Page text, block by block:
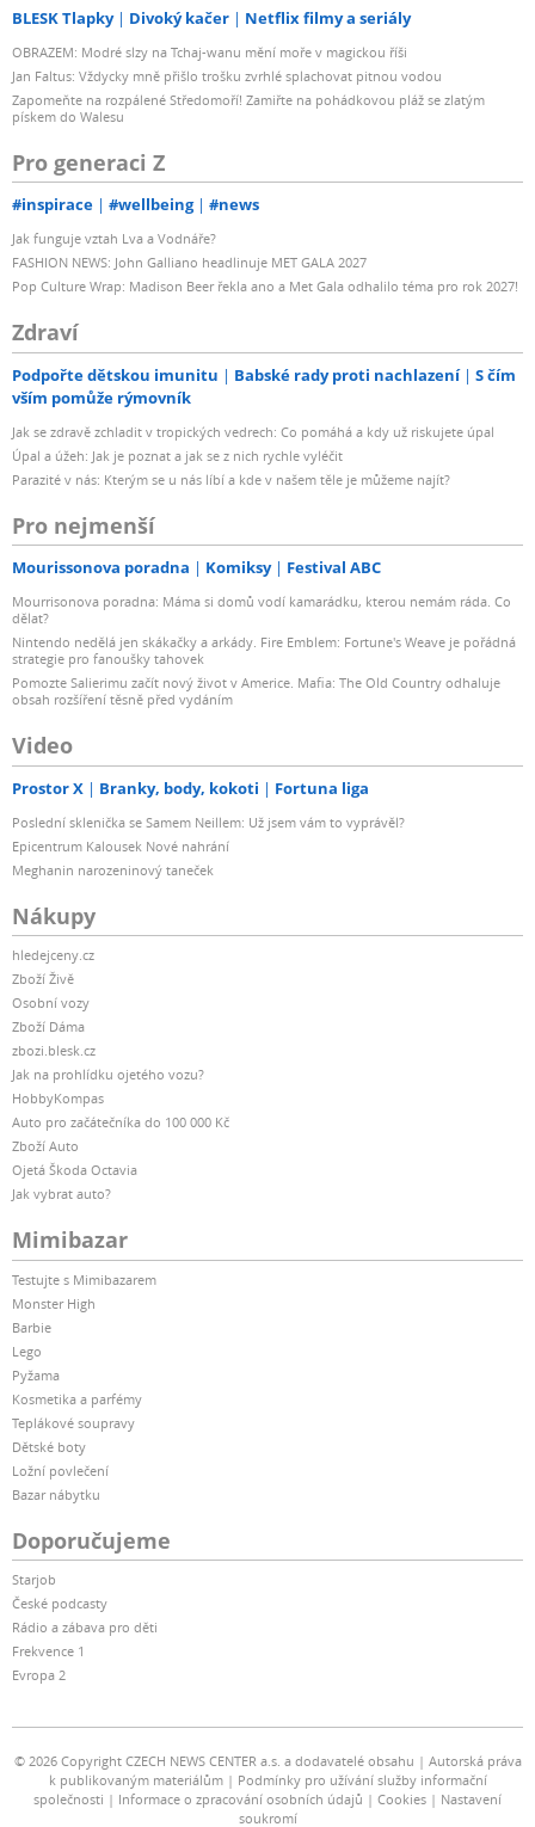
BLESK Tlapky Divoký kačer Netflix filmy a seriály
OBRAZEM: Modré slzy na Tchaj-wanu mění moře v magickou říši
Jan Faltus: Vždycky mně přišlo trošku zvrhlé splachovat pitnou vodou
Zapomeňte na rozpálené Středomoří! Zamiřte na pohádkovou pláž se zlatým
pískem do Walesu
Pro generaci Z
#inspirace #wellbeing #news
Jak funguje vztah Lva a Vodnáře?
FASHION NEWS: John Galliano headlinuje MET GALA 2027
Pop Culture Wrap: Madison Beer řekla ano a Met Gala odhalilo téma pro rok 2027!
Zdraví
Podpořte dětskou imunitu Babské rady proti nachlazení
S čím
vším pomůže rýmovník
Jak se zdravě zchladit v tropických vedrech: Co pomáhá a kdy už riskujete úpal
Úpal a úžeh: Jak je poznat a jak se z nich rychle vyléčit
Parazité v nás: Kterým se u nás líbí a kde v našem těle je můžeme najít?
Pro nejmenší
Mourissonova poradna Komiksy Festival ABC
Mourrisonova poradna: Máma si domů vodí kamarádku, kterou nemám ráda. Co
dělat?
Nintendo nedělá jen skákačky a arkády. Fire Emblem: Fortune's Weave je pořádná
strategie pro fanoušky tahovek
Pomozte Salierimu začít nový život v Americe. Mafia: The Old Country odhaluje
obsah rozšíření těsně před vydáním
Video
Prostor X Branky, body, kokoti Fortuna liga
Poslední sklenička se Samem Neillem: Už jsem vám to vyprávěl?
Epicentrum Kalousek Nové nahrání
Meghanin narozeninový taneček
Nákupy
hledejceny.cz
Zboží Živě
Osobní vozy
Zboží Dáma
zbozi.blesk.cz
Jak na prohlídku ojetého vozu?
HobbyKompas
Auto pro začátečníka do 100 000 Kč
Zboží Auto
Ojetá Škoda Octavia
Jak vybrat auto?
Mimibazar
Testujte s Mimibazarem
Monster High
Barbie
Lego
Pyžama
Kosmetika a parfémy
Teplákové soupravy
Dětské boty
Ložní povlečení
Bazar nábytku
Doporučujeme
Starjob
České podcasty
Rádio a zábava pro děti
Frekvence 1
Evropa 2
© 2026 Copyright CZECH NEWS CENTER a.s. a dodavatelé obsahu
Autorská práva
k publikovaným materiálům
Podmínky pro užívání služby informační
společnosti
Informace o zpracování osobních údajů Cookies
Nastavení
soukromí